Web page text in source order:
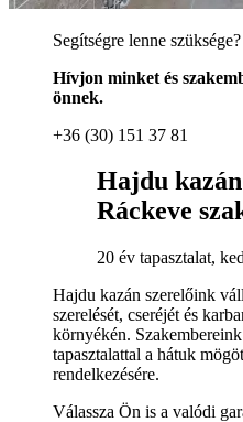
Segítségre lenne szüksége?
Hívjon minket és
önnek.
+36 (30) 151 37 81
Hajdu
Ráckeve
20 év tapasztalat,
Hajdu kazán szerelőink
szerelését, cseréjét és
környékén.
tapasztalattal a hátuk
rendelkezésére.
Válassza Ön is a valódi